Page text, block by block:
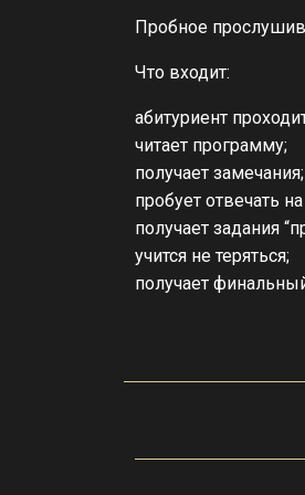
Пробное
Что входит:
абитуриент
читает программу;
получает замечания;
пробует отвечать
получает задания
учится не теряться;
получает